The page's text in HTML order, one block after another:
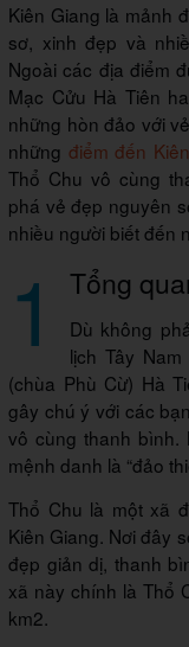
Kiên Giang là mảnh
sơ, xinh đẹp và
Ngoài các địa điểm
Mạc Cửu Hà Tiên
những hòn đảo với
những điểm đến
Thổ Chu vô cùng
phá vẻ đẹp nguyên
nhiều người biết đến
1 Tổng
Dù không
lịch Tây
(chùa Phù Cừ) Hà
gây chú ý với các
vô cùng thanh bình.
mệnh danh là “đảo
Thổ Chu là một xã
Kiên Giang. Nơi đây
đẹp giản dị, thanh
xã này chính là Thổ
km2.